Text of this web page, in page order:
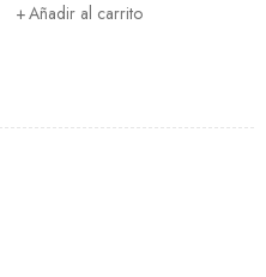
Añadir al carrito